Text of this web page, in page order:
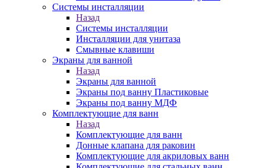
Системы инсталляции
Назад
Системы инсталляции
Инсталляции для унитаза
Смывные клавиши
Экраны для ванной
Назад
Экраны для ванной
Экраны под ванну Пластиковые
Экраны под ванну МДФ
Комплектующие для ванн
Назад
Комплектующие для ванн
Донные клапана для раковин
Комплектующие для акриловых ванн